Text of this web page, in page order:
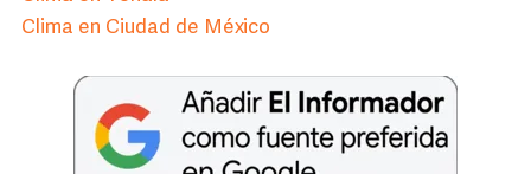
Clima en Ciudad de México